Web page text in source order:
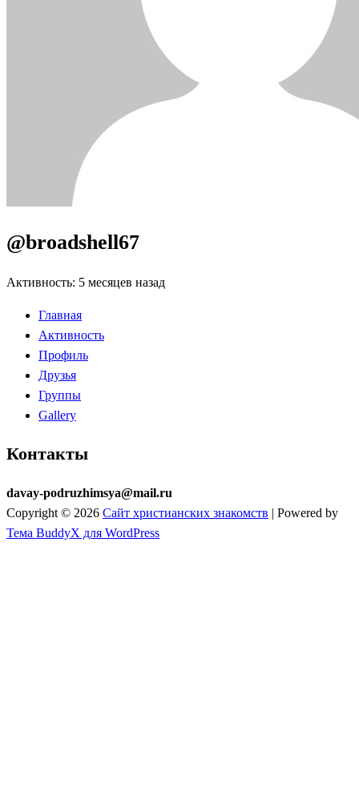
@broadshell67
Активность: 5 месяцев назад
Главная
Активность
Профиль
Друзья
Группы
Gallery
Контакты
davay-podruzhimsya@mail.ru
Copyright © 2026 Сайт христианских знакомств | Powered by
Тема BuddyX для WordPress